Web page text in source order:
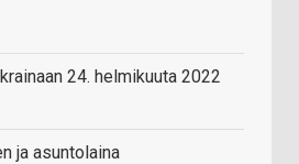
24. helmikuuta 2022
ja asuntolaina